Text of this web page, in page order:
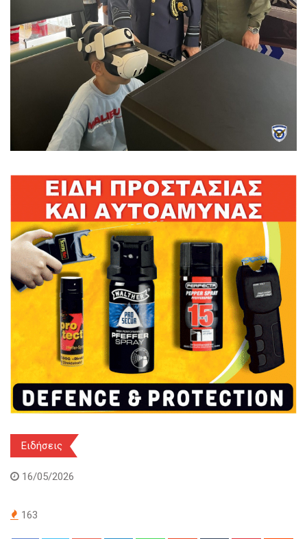
Ειδήσεις
16/05/2026
163